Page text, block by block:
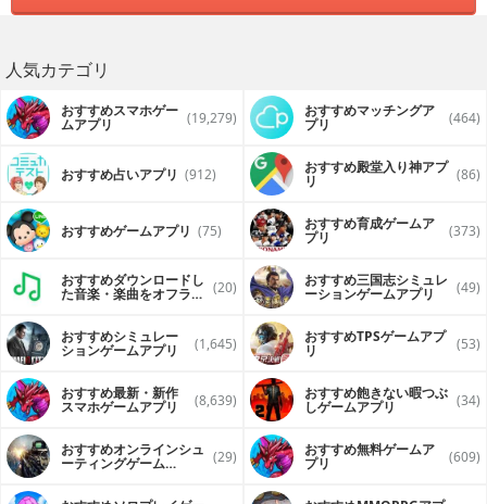
人気カテゴリ
おすすめスマホゲー
ムアプリ (19,279) おすすめマッチングア
プリ (464)
おすすめ占いアプリ (912) おすすめ殿堂入り神アプ
リ (86)
おすすめゲームアプリ (75) おすすめ育成ゲームア
プリ (373)
おすすめダウンロードし
た音楽・楽曲をオフライ (20) おすすめ三国志シミュレ
ーションゲームアプリ (49)
おすすめシミュレー
ションゲームアプリ (1,645) おすすめTPSゲームアプ
リ (53)
おすすめ最新・新作
スマホゲームアプリ (8,639) おすすめ飽きない暇つぶ
しゲームアプリ (34)
おすすめオンラインシュ
ーティングゲーム (29) おすすめ無料ゲームア
プリ (609)